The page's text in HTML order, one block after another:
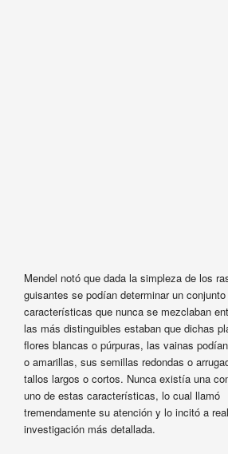
Mendel notó que dada la simpleza de los
guisantes se podían determinar un
características que nunca se mezclaban
las más distinguibles estaban que dichas
flores blancas o púrpuras, las vainas
o amarillas, sus semillas redondas o
tallos largos o cortos. Nunca existía una
uno de estas características, lo cual llamó
tremendamente su atención y lo incitó a
investigación más detallada.